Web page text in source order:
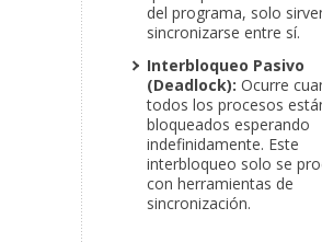
del programa, solo
sincronizarse entre sí.
Interbloqueo Pasivo
(Deadlock): Ocurre
todos los procesos
bloqueados esperando
indefinidamente. Este
interbloqueo solo se
con herramientas de
sincronización.